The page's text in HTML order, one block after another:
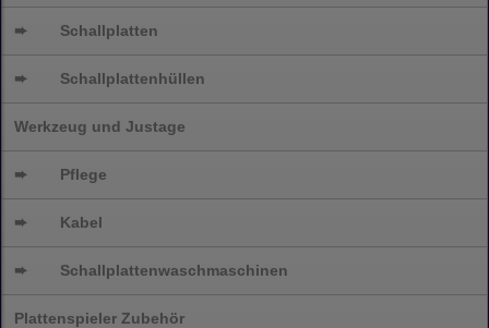
➨ Schallplatten
➨ Schallplattenhüllen
Werkzeug und Justage
➨ Pflege
➨ Kabel
➨ Schallplattenwaschmaschinen
Plattenspieler Zubehör